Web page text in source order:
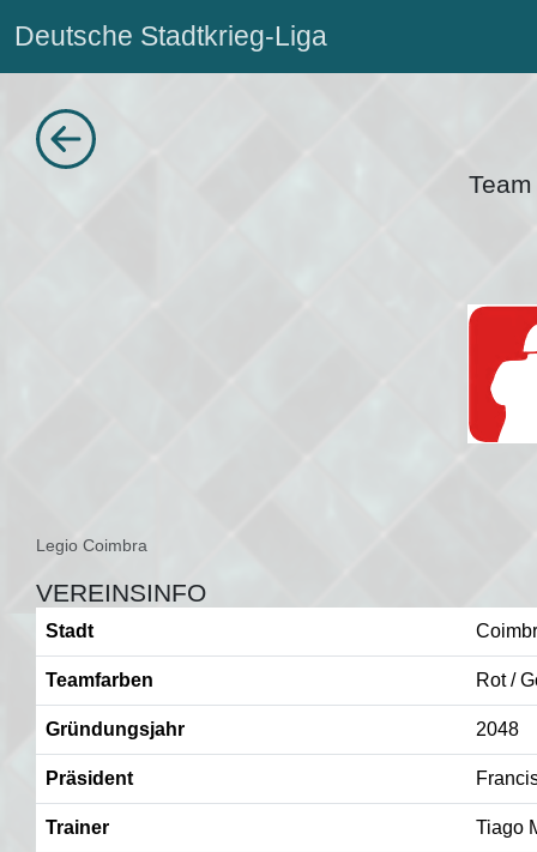
Deutsche Stadtkrieg-Liga
Legio Coimbra
VEREINSINFO
Stadt
Teamfarben Rot /
Gründungsjahr 2048
Präsident
Trainer Tiago